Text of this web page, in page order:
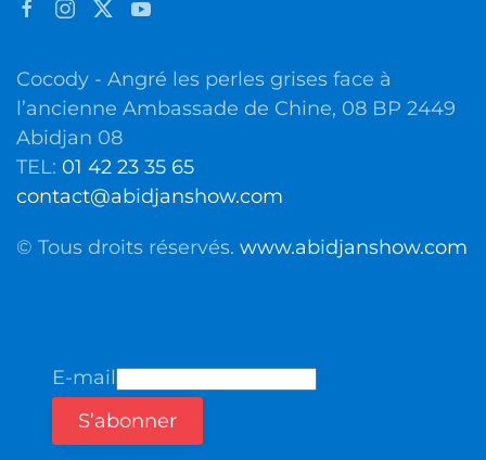
Cocody - Angré les perles grises face à
l’ancienne Ambassade de Chine, 08 BP 2449
Abidjan 08
TEL: 01 42 23 35 65
contact@abidjanshow.com
© Tous droits réservés. www.abidjanshow.com
E-mail
S’abonner